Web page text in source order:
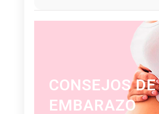
CONSEJOS DE
EMBARAZO